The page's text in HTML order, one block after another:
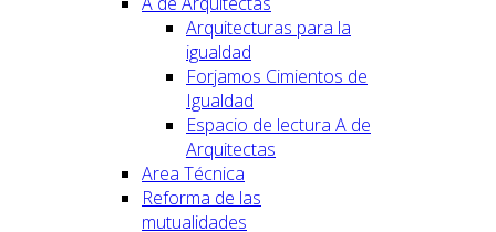
Arquitecturas para la
igualdad
Forjamos Cimientos de
Igualdad
Espacio de lectura A de
Arquitectas
Area Técnica
Reforma de las
mutualidades